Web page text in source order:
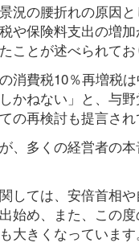
況の腰折れの原因
や保険料支出の増
ことが述べられてお
消費税10％再増税
かねない」と、与
の再検討も提言され
、多くの経営者の
しては、安倍首相
始め、また、この
大きくなっています